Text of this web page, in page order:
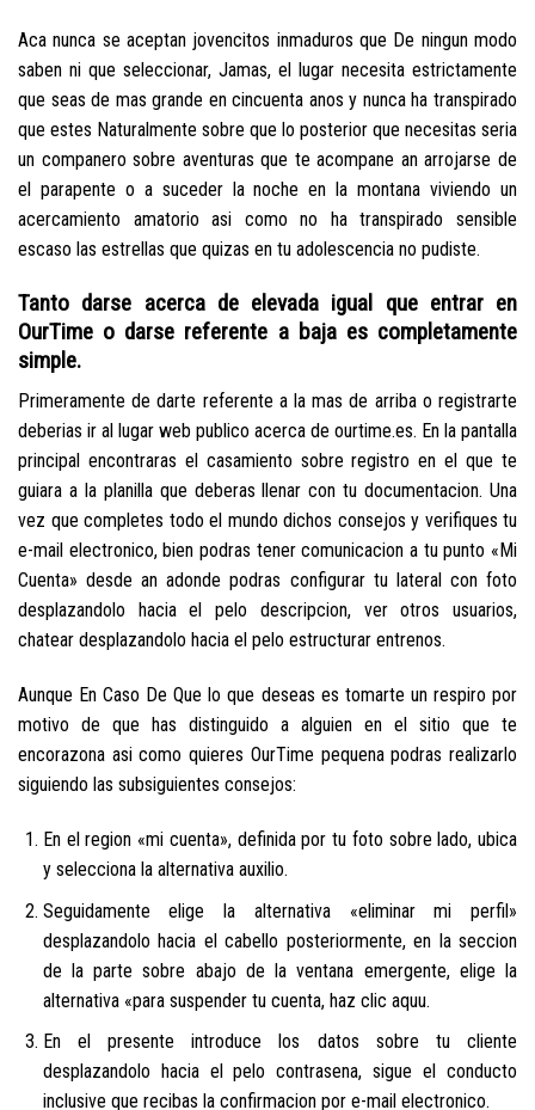
Aca nunca se aceptan jovencitos inmaduros que De ningun modo
saben ni que seleccionar, Jamas, el lugar necesita estrictamente
que seas de mas grande en cincuenta anos y nunca ha transpirado
que estes Naturalmente sobre que lo posterior que necesitas seri­a
un companero sobre aventuras que te acompane an arrojarse de
el parapente o a suceder la noche en la montana viviendo un
acercamiento amatorio asi­ como no ha transpirado sensible
escaso las estrellas que quizas en tu adolescencia no pudiste.
Tanto darse acerca de elevada igual que entrar en
OurTime o darse referente a baja es completamente
simple.
Primeramente de darte referente a la mas de arriba o registrarte
deberias ir al lugar web publico acerca de ourtime.es. En la pantalla
principal encontraras el casamiento sobre registro en el que te
guiara a la planilla que deberas llenar con tu documentacion. Una
vez que completes todo el mundo dichos consejos y verifiques tu
e-mail electronico, bien podras tener comunicacion a tu punto «Mi
Cuenta» desde an adonde podras configurar tu lateral con foto
desplazandolo hacia el pelo descripcion, ver otros usuarios,
chatear desplazandolo hacia el pelo estructurar entrenos.
Aunque En Caso De Que lo que deseas es tomarte un respiro por
motivo de que has distinguido a alguien en el sitio que te
encorazona asi­ como quieres OurTime pequena podras realizarlo
siguiendo las subsiguientes consejos:
En el region «mi cuenta», definida por tu foto sobre lado, ubica
y selecciona la alternativa auxilio.
Seguidamente elige la alternativa «eliminar mi perfil»
desplazandolo hacia el cabello posteriormente, en la seccion
de la parte sobre abajo de la ventana emergente, elige la
alternativa «para suspender tu cuenta, haz clic aquu.
En el presente introduce los datos sobre tu cliente
desplazandolo hacia el pelo contrasena, sigue el conducto
inclusive que recibas la confirmacion por e-mail electronico.